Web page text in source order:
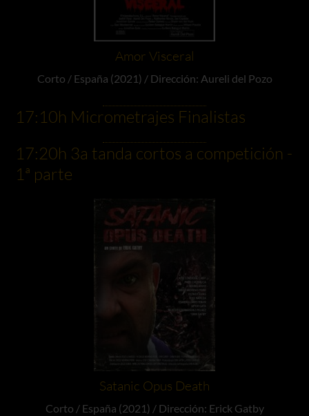
Amor Visceral
Corto / España (2021) / Dirección: Aureli del Pozo
17:10h Micrometrajes Finalistas
17:20h 3a tanda cortos a competición -
1ª parte
Satanic Opus Death
Corto / España (2021) / Dirección: Erick Gatby